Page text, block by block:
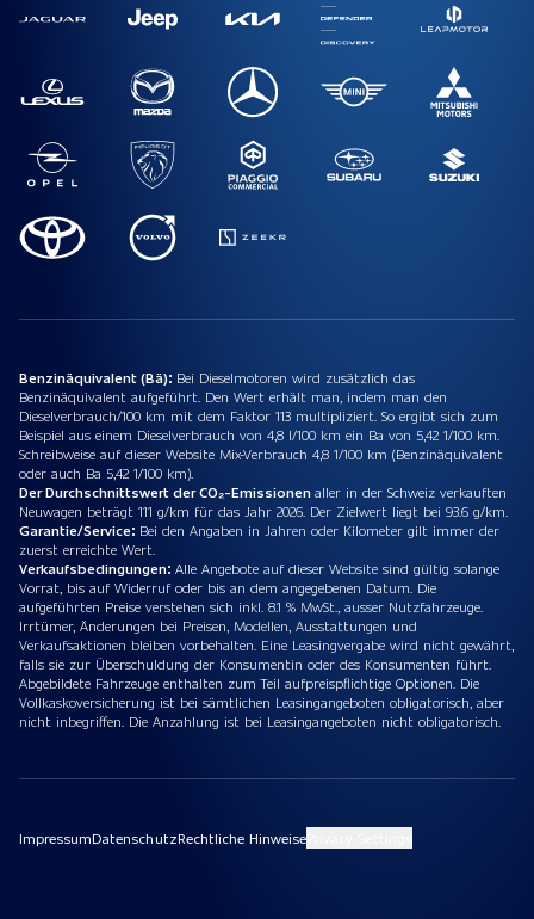
Benzinäquivalent (Bä): Bei Dieselmotoren wird zusätzlich das
Benzinäquivalent aufgeführt. Den Wert erhält man, indem man den
Dieselverbrauch/100 km mit dem Faktor 113 multipliziert. So ergibt sich zum
Beispiel aus einem Dieselverbrauch von 4,8 l/100 km ein Ba von 5,42 1/100 km.
Schreibweise auf dieser Website Mix-Verbrauch 4,8 1/100 km (Benzinäquivalent
oder auch Ba 5,42 1/100 km).
Der Durchschnittswert der CO₂-Emissionenaller in der Schweiz verkauften
Neuwagen beträgt 111 g/km für das Jahr 2026. Der Zielwert liegt bei 93.6 g/km.
Garantie/Service: Bei den Angaben in Jahren oder Kilometer gilt immer der
zuerst erreichte Wert.
Verkaufsbedingungen: Alle Angebote auf dieser Website sind gültig solange
Vorrat, bis auf Widerruf oder bis an dem angegebenen Datum. Die
aufgeführten Preise verstehen sich inkl. 8.1 % MwSt., ausser Nutzfahrzeuge.
Irrtümer, Änderungen bei Preisen, Modellen, Ausstattungen und
Verkaufsaktionen bleiben vorbehalten. Eine Leasingvergabe wird nicht gewährt,
falls sie zur Überschuldung der Konsumentin oder des Konsumenten führt.
Abgebildete Fahrzeuge enthalten zum Teil aufpreispflichtige Optionen. Die
Vollkaskoversicherung ist bei sämtlichen Leasingangeboten obligatorisch, aber
nicht inbegriffen. Die Anzahlung ist bei Leasingangeboten nicht obligatorisch.
ImpressumDatenschutzRechtliche Hinweise